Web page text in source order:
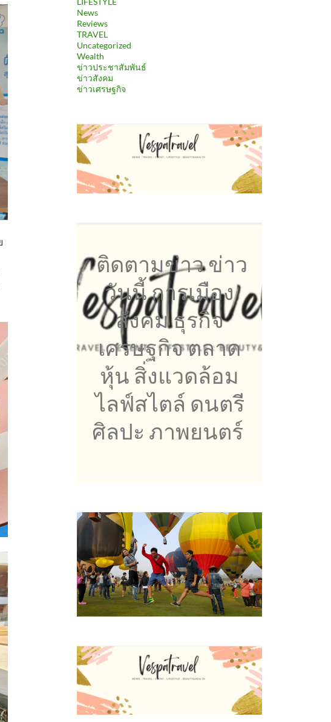
News
Reviews
TRAVEL
Uncategorized
Wealth
ข่าวประชาสัมพันธ์
ข่าวสังคม
ข่าวเศรษฐกิจ
ติดตามข่าว ข่าว
วันนี้ การเมือง
สังคม ธุรกิจ
เศรษฐกิจ ตลาด
หุ้น สิ่งแวดล้อม
ไลฟ์สไตล์ ดนตรี
ศิลปะ ภาพยนตร์